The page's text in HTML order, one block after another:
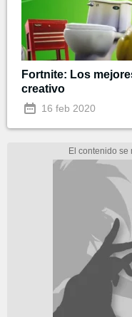
Fortnite: Los
creativo
16 feb 2020